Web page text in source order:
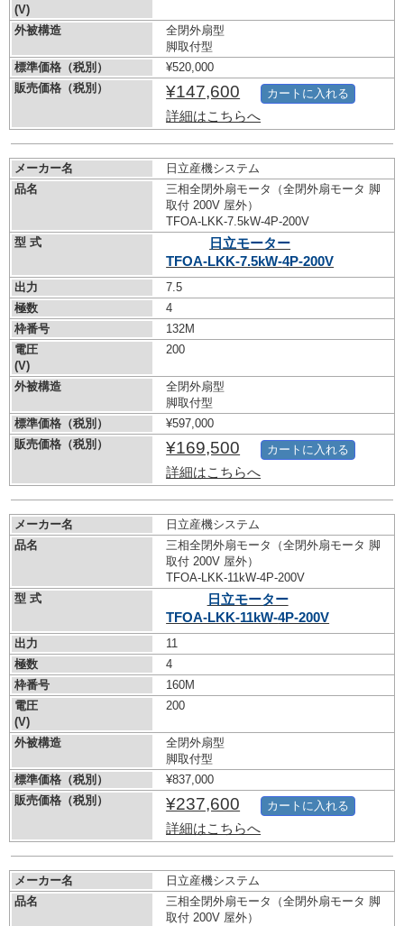
(V)
外被構造
全閉外扇型
脚取付型
標準価格（税別）
¥520,000
販売価格（税別）
¥147,600
詳細はこちらへ
カートに入れる
メーカー名
日立産機システム
品名
三相全閉外扇モータ（全閉外扇モータ 脚
取付 200V 屋外）
TFOA-LKK-7.5kW-4P-200V
型 式
日立モーター
TFOA-LKK-7.5kW-4P-200V
出力
7.5
極数
4
枠番号
132M
電圧
(V)
200
外被構造
全閉外扇型
脚取付型
標準価格（税別）
¥597,000
販売価格（税別）
¥169,500
詳細はこちらへ
カートに入れる
メーカー名
日立産機システム
品名
三相全閉外扇モータ（全閉外扇モータ 脚
取付 200V 屋外）
TFOA-LKK-11kW-4P-200V
型 式
日立モーター
TFOA-LKK-11kW-4P-200V
出力
11
極数
4
枠番号
160M
電圧
(V)
200
外被構造
全閉外扇型
脚取付型
標準価格（税別）
¥837,000
販売価格（税別）
¥237,600
詳細はこちらへ
カートに入れる
メーカー名
日立産機システム
品名
三相全閉外扇モータ（全閉外扇モータ 脚
取付 200V 屋外）